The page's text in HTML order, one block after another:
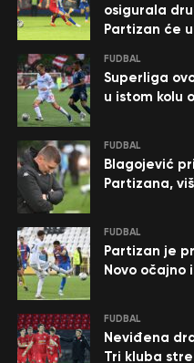
osigurala
Partizan će u
FUDBAL
Superliga
u istom kolu
FUDBAL
Blagojević
Partizana,
FUDBAL
Partizan je
Novo očajno
FUDBAL
Neviđena
Tri kluba